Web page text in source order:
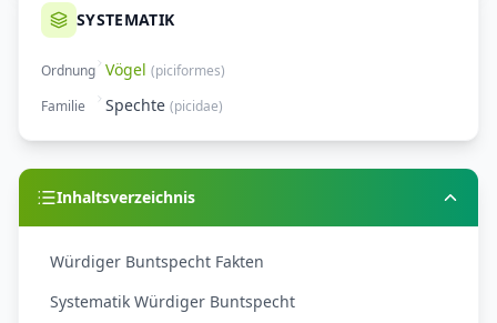
SYSTEMATIK
Ordnung Vögel (piciformes)
Familie
Spechte (picidae)
Inhaltsverzeichnis
Würdiger Buntspecht Fakten
Systematik Würdiger Buntspecht